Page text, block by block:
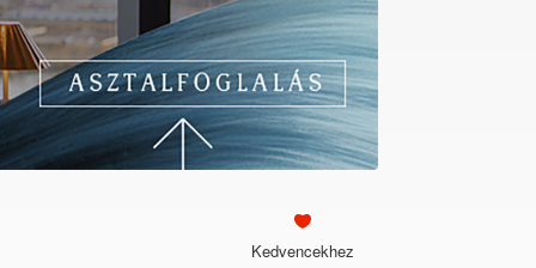
Kedvencekhez